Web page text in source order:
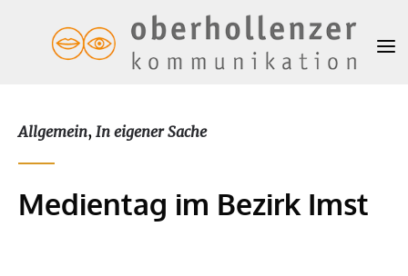
Allgemein, In eigener Sache
Medientag im Bezirk Imst